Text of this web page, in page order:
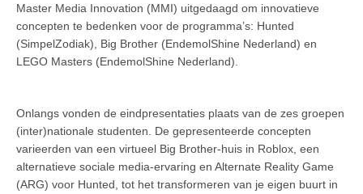
Master Media Innovation (MMI) uitgedaagd om innovatieve
concepten te bedenken voor de programma’s: Hunted
(SimpelZodiak), Big Brother (EndemolShine Nederland) en
LEGO Masters (EndemolShine Nederland).
Onlangs vonden de eindpresentaties plaats van de zes groepen
(inter)nationale studenten. De gepresenteerde concepten
varieerden van een virtueel Big Brother-huis in Roblox, een
alternatieve sociale media-ervaring en Alternate Reality Game
(ARG) voor Hunted, tot het transformeren van je eigen buurt in